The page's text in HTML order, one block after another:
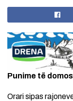
Punime të
Orari sipas